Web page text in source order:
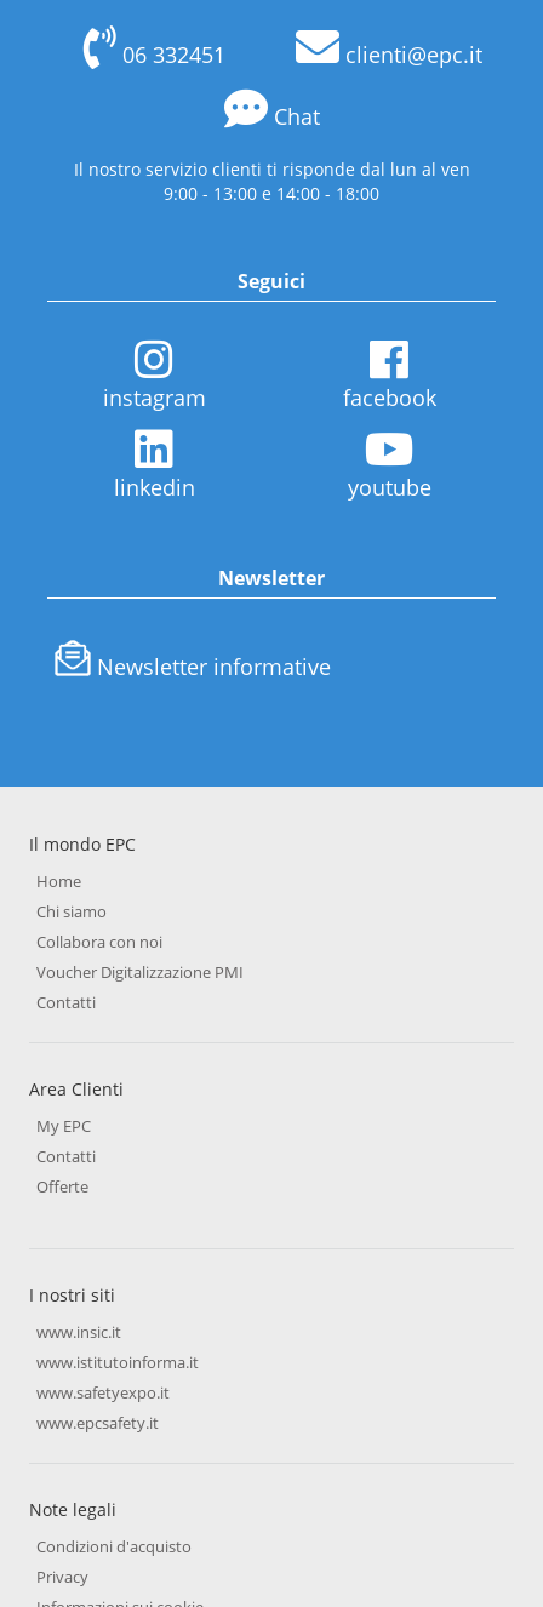
06 332451 clienti@epc.it
Chat
Il nostro servizio clienti ti risponde dal lun al ven
9:00 - 13:00 e 14:00 - 18:00
Seguici
instagram facebook
linkedin youtube
Newsletter
Newsletter informative
Il mondo EPC
Home
Chi siamo
Collabora con noi
Voucher Digitalizzazione PMI
Contatti
Area Clienti
My EPC
Contatti
Offerte
I nostri siti
www.insic.it
www.istitutoinforma.it
www.safetyexpo.it
www.epcsafety.it
Note legali
Condizioni d'acquisto
Privacy